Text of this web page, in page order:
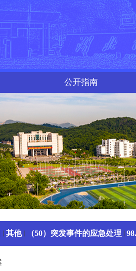
公开指南
其他 （50）突发事件的应急处理